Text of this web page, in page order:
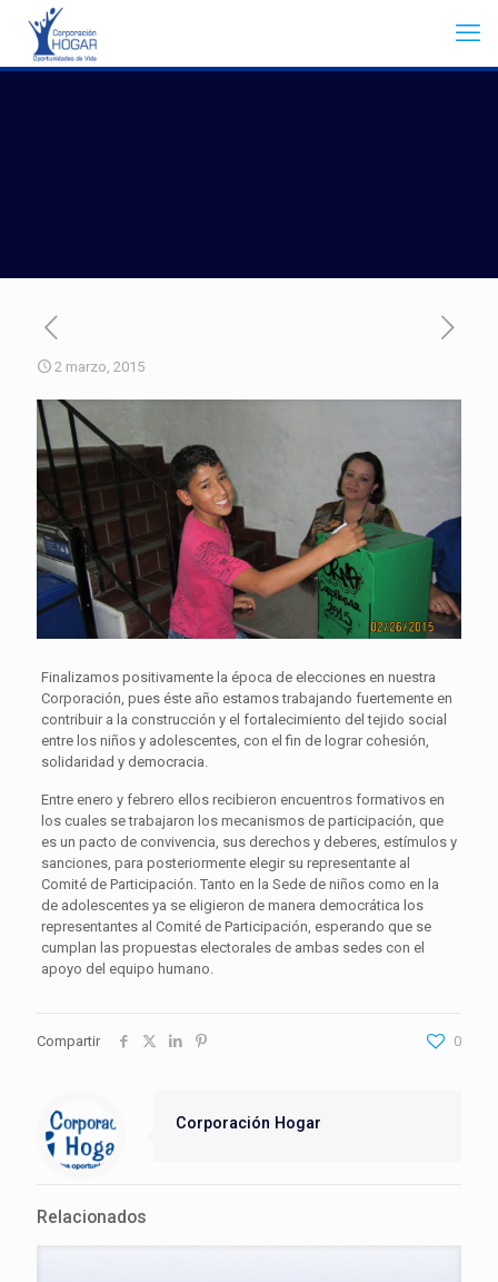
2 marzo, 2015
Finalizamos positivamente la época de elecciones en nuestra
Corporación, pues éste año estamos trabajando fuertemente en
contribuir a la construcción y el fortalecimiento del tejido social
entre los niños y adolescentes, con el fin de lograr cohesión,
solidaridad y democracia.
Entre enero y febrero ellos recibieron encuentros formativos en
los cuales se trabajaron los mecanismos de participación, que
es un pacto de convivencia, sus derechos y deberes, estímulos y
sanciones, para posteriormente elegir su representante al
Comité de Participación. Tanto en la Sede de niños como en la
de adolescentes ya se eligieron de manera democrática los
representantes al Comité de Participación, esperando que se
cumplan las propuestas electorales de ambas sedes con el
apoyo del equipo humano.
Compartir 0
Corporación Hogar
Relacionados